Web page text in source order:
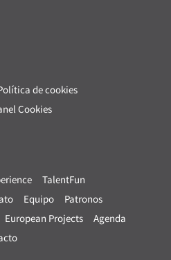
de cookies
Cookies
TalentFun
Equipo
Patronos
European Projects
Agenda